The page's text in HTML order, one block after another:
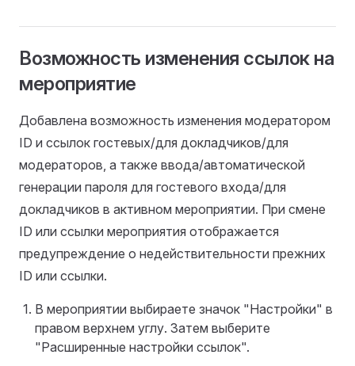
Возможность изменения ссылок на
мероприятие
Добавлена возможность изменения модератором
ID и ссылок гостевых/для докладчиков/для
модераторов, а также ввода/автоматической
генерации пароля для гостевого входа/для
докладчиков в активном мероприятии. При смене
ID или ссылки мероприятия отображается
предупреждение о недействительности прежних
ID или ссылки.
В мероприятии выбираете значок "Настройки" в
правом верхнем углу. Затем выберите
"Расширенные настройки ссылок".